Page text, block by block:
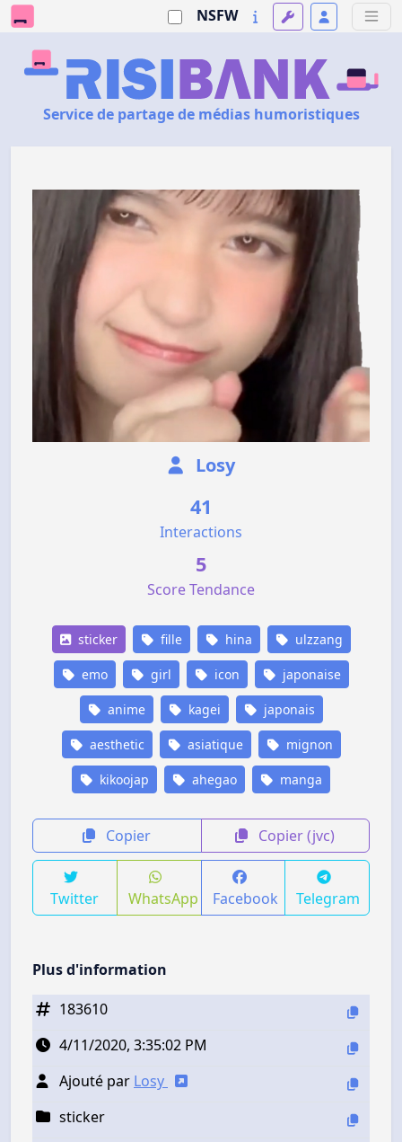
NSFW
Service de partage de médias humoristiques
Losy
41
Interactions
5
Score Tendance
sticker fille hina ulzzang
emo girl icon japonaise
anime kagei japonais
aesthetic asiatique mignon
kikoojap ahegao manga
Copier Copier (jvc)
Twitter WhatsApp Facebook Telegram
Plus d'information
183610
4/11/2020, 3:35:02 PM
Ajouté par Losy
sticker